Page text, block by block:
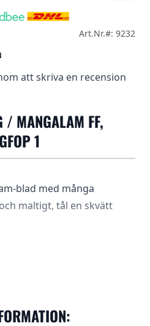
Art.Nr.#: 9232
att skriva en recension
/ MANGALAM FF,
1
blad med många
maltigt, tål en skvätt